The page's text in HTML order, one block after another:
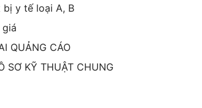
y tế loại A, B
QUẢNG CÁO
SƠ KỸ THUẬT CHUNG